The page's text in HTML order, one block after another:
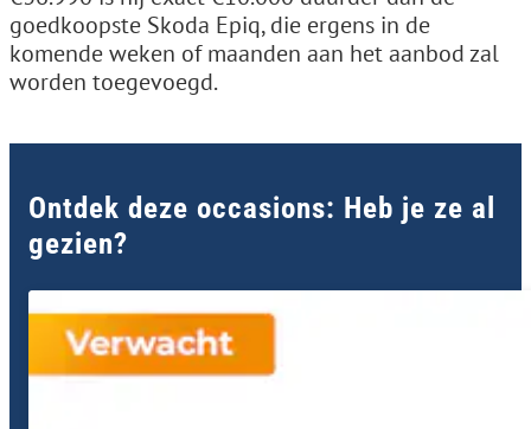
goedkoopste Skoda Epiq, die ergens in de
komende weken of maanden aan het aanbod zal
worden toegevoegd.
Ontdek deze occasions: Heb je ze al
gezien?